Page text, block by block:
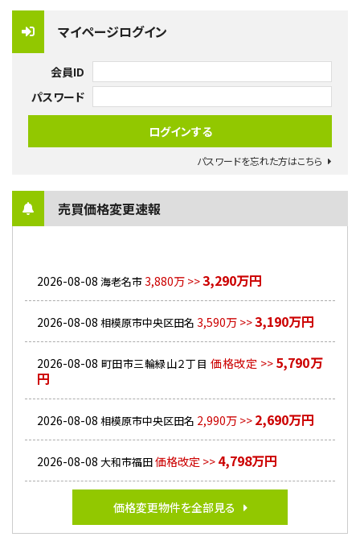
マイページログイン
会員ID
パスワード
パスワードを忘れた方はこちら
売買価格変更速報
2026-08-08 海老名市3,880万 >>3,290万円
2026-08-08 相模原市中央区田名 3,590万 >>3,190万円
2026-08-08 町田市三輪緑山２丁目 価格改定 >> 5,790万
円
2026-08-08 相模原市中央区田名 2,990万 >> 2,690万円
2026-08-08 大和市福田価格改定 >> 4,798万円
価格変更物件を全部見る